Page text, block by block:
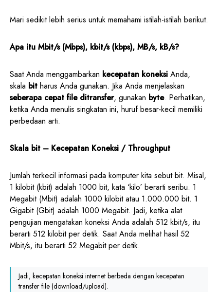
Mari sedikit lebih serius untuk memahami istilah-istilah berikut.
Apa itu Mbit/s (Mbps), kbit/s (kbps), MB/s, kB/s?
Saat Anda menggambarkan kecepatan koneksi Anda,
skala bit harus Anda gunakan. Jika Anda menjelaskan
seberapa cepat file ditransfer, gunakan byte. Perhatikan,
ketika Anda menulis singkatan ini, huruf besar-kecil memiliki
perbedaan arti.
Skala bit – Kecepatan Koneksi / Throughput
Jumlah terkecil informasi pada komputer kita sebut bit. Misal,
1 kilobit (kbit) adalah 1000 bit, kata ‘kilo’ berarti seribu. 1
Megabit (Mbit) adalah 1000 kilobit atau 1.000.000 bit. 1
Gigabit (Gbit) adalah 1000 Megabit. Jadi, ketika alat
pengujian mengatakan koneksi Anda adalah 512 kbit/s, itu
berarti 512 kilobit per detik. Saat Anda melihat hasil 52
Mbit/s, itu berarti 52 Megabit per detik.
Jadi, kecepatan koneksi internet berbeda dengan kecepatan
transfer file (download/upload).